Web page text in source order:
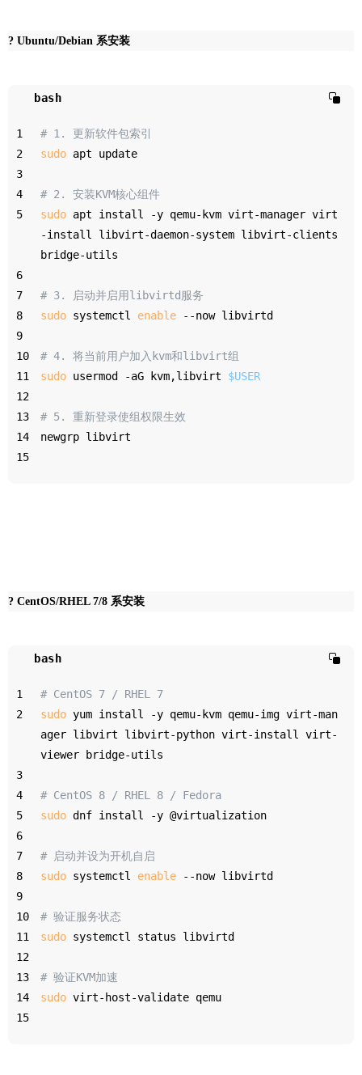
? Ubuntu/Debian 系安装
bash
1
# 1. 更新软件包索引
2
sudo apt update
3
4
# 2. 安装KVM核心组件
5
sudo apt install -y qemu-kvm virt-manager virt
-install libvirt-daemon-system libvirt-clients
bridge-utils
6
7
# 3. 启动并启用libvirtd服务
8
sudo systemctl enable --now libvirtd
9
10
# 4. 将当前用户加入kvm和libvirt组
11
sudo usermod -aG kvm,libvirt $USER
12
13
# 5. 重新登录使组权限生效
14
newgrp libvirt
15
? CentOS/RHEL 7/8 系安装
bash
1
# CentOS 7 / RHEL 7
2
sudo yum install -y qemu-kvm qemu-img virt-man
ager libvirt libvirt-python virt-install virt-
viewer bridge-utils
3
4
# CentOS 8 / RHEL 8 / Fedora
5
sudo dnf install -y @virtualization
6
7
# 启动并设为开机自启
8
sudo systemctl enable --now libvirtd
9
10
# 验证服务状态
11
sudo systemctl status libvirtd
12
13
# 验证KVM加速
14
sudo virt-host-validate qemu
15